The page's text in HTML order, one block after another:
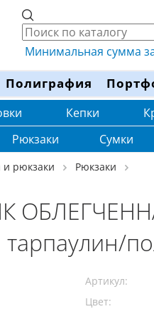
Минимальная сумма
Полиграфия
Кепки
Рюкзаки Сумки
и рюкзаки Рюкзаки
тарпаулин/
Артикул:
Цвет: